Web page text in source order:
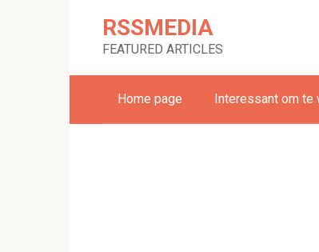
RSSMEDIA
FEATURED ARTICLES
Home page Interessant om te